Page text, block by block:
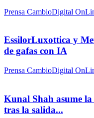
Prensa CambioDigital
EssilorLuxottica y
de gafas con IA
Prensa CambioDigital
Kunal Shah asume
tras la salida...